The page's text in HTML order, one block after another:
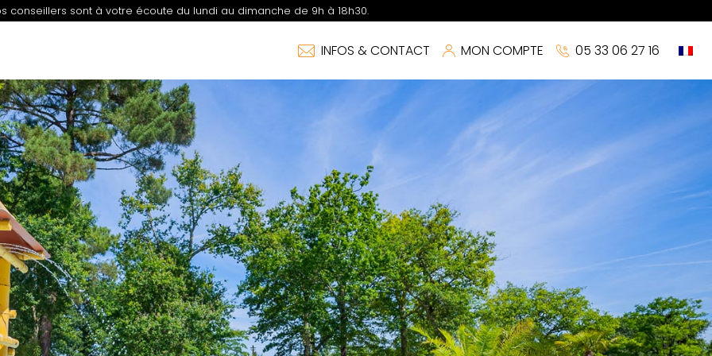
conseillers sont à votre écoute du lundi au dimanche de 9h à 18h30.
INFOS & CONTACT 05 33 06 27 16
MON COMPTE